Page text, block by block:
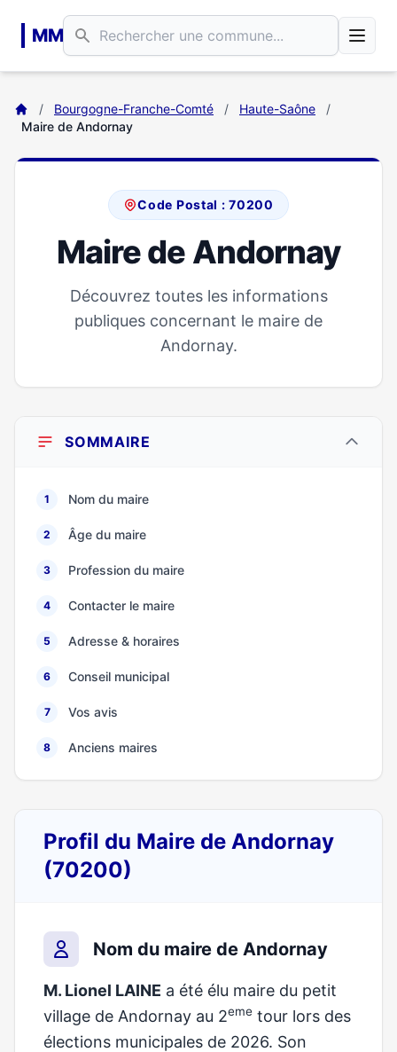
MM
/ Bourgogne-Franche-Comté / Haute-Saône
/
Maire de Andornay
Code Postal : 70200
Maire de Andornay
Découvrez toutes les informations
publiques concernant le maire de
Andornay.
SOMMAIRE
1 Nom du maire
2 Âge du maire
3 Profession du maire
4 Contacter le maire
5 Adresse & horaires
6 Conseil municipal
7 Vos avis
8 Anciens maires
Profil du Maire de Andornay
(70200)
Nom du maire de Andornay
M. Lionel LAINE a été élu maire du petit
village de Andornay au 2eme tour lors des
élections municipales de 2026. Son